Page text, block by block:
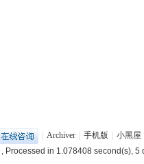
Archiver 手机版 小黑屋
, Processed in 1.078408 second(s), 5